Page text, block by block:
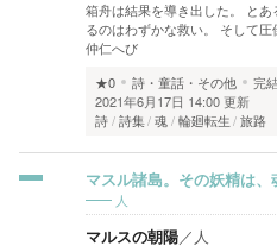
箱舟は結果を導き出した。 と
るのはわずかな救い。 そして圧
仲仁へび
★0
詩・童話・その他 完
2021年6月17日 14:00 更新
詩 詩集 魂 輪廻転生 旅路
マスル諸島。その妖精は
人
マルスの朝陽／ 人